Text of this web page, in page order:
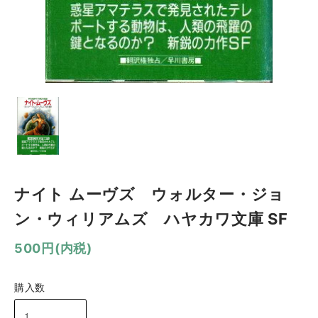
ナイト ムーヴズ ウォルター・ジョ
ン・ウィリアムズ ハヤカワ文庫 SF
500円(内税)
購入数